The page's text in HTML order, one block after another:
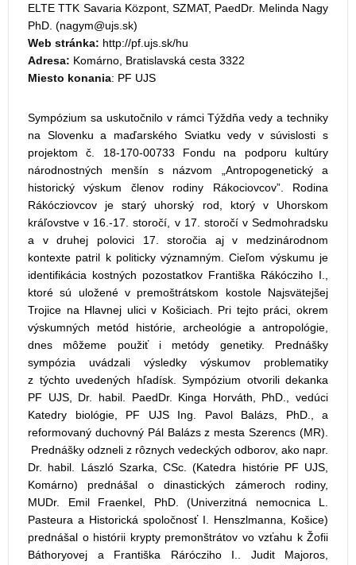
ELTE TTK Savaria Központ, SZMAT, PaedDr. Melinda Nagy
PhD. (
)
Web stránka: http://pf.ujs.sk/hu
Adresa: Komárno, Bratislavská cesta 3322
Miesto konania: PF UJS
Sympózium sa uskutočnilo v rámci Týždňa vedy a techniky
na Slovenku a maďarského Sviatku vedy v súvislosti s
projektom č. 18-170-00733 Fondu na podporu kultúry
národnostných menšín s názvom „Antropogenetický a
historický výskum členov rodiny Rákociovcov”. Rodina
Rákócziovcov je starý uhorský rod, ktorý v Uhorskom
kráľovstve v 16.-17. storočí, v 17. storočí v Sedmohradsku
a v druhej polovici 17. storočia aj v medzinárodnom
kontexte patril k politicky významným. Cieľom výskumu je
identifikácia kostných pozostatkov Františka Rákócziho I.,
ktoré sú uložené v premoštrátskom kostole Najsvätejšej
Trojice na Hlavnej ulici v Košiciach. Pri tejto práci, okrem
výskumných metód histórie, archeológie a antropológie,
dnes môžeme použiť i metódy genetiky. Prednášky
sympózia uvádzali výsledky výskumov problematiky
z týchto uvedených hľadísk. Sympózium otvorili dekanka
PF UJS, Dr. habil. PaedDr. Kinga Horváth, PhD., vedúci
Katedry biológie, PF UJS Ing. Pavol Balázs, PhD., a
reformovaný duchovný Pál Balázs z mesta Szerencs (MR).
Prednášky odzneli z rôznych vedeckých odborov, ako napr.
Dr. habil. László Szarka, CSc. (Katedra histórie PF UJS,
Komárno) prednášal o dinastických zámeroch rodiny,
MUDr. Emil Fraenkel, PhD. (Univerzitná nemocnica L.
Pasteura a Historická spoločnosť I. Henszlmanna, Košice)
prednášal o histórii krypty premonštrátov vo vzťahu k Žofii
Báthoryovej a Františka Rárócziho I.. Judit Majoros,